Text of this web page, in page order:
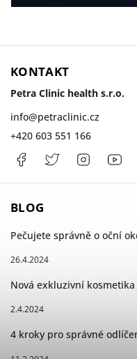
KONTAKT
Petra Clinic health s.r.o.
info@petraclinic.cz
+420 603 551 166
FacebookPetraClinicInstagram
BLOG
Pečujete správně o oční
26.4.2024
Nová exkluzivní
2.4.2024
4 kroky pro správné